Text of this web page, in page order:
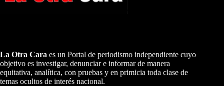
La Otra Cara es un Portal de periodismo independiente cuyo
objetivo es investigar, denunciar e informar de manera
equitativa, analítica, con pruebas y en primicia toda clase de
temas ocultos de interés nacional.